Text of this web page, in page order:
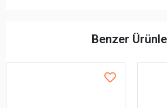
Benzer